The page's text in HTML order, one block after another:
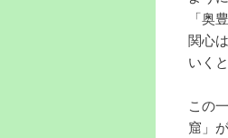
「奥
関心
いく
この
窟」